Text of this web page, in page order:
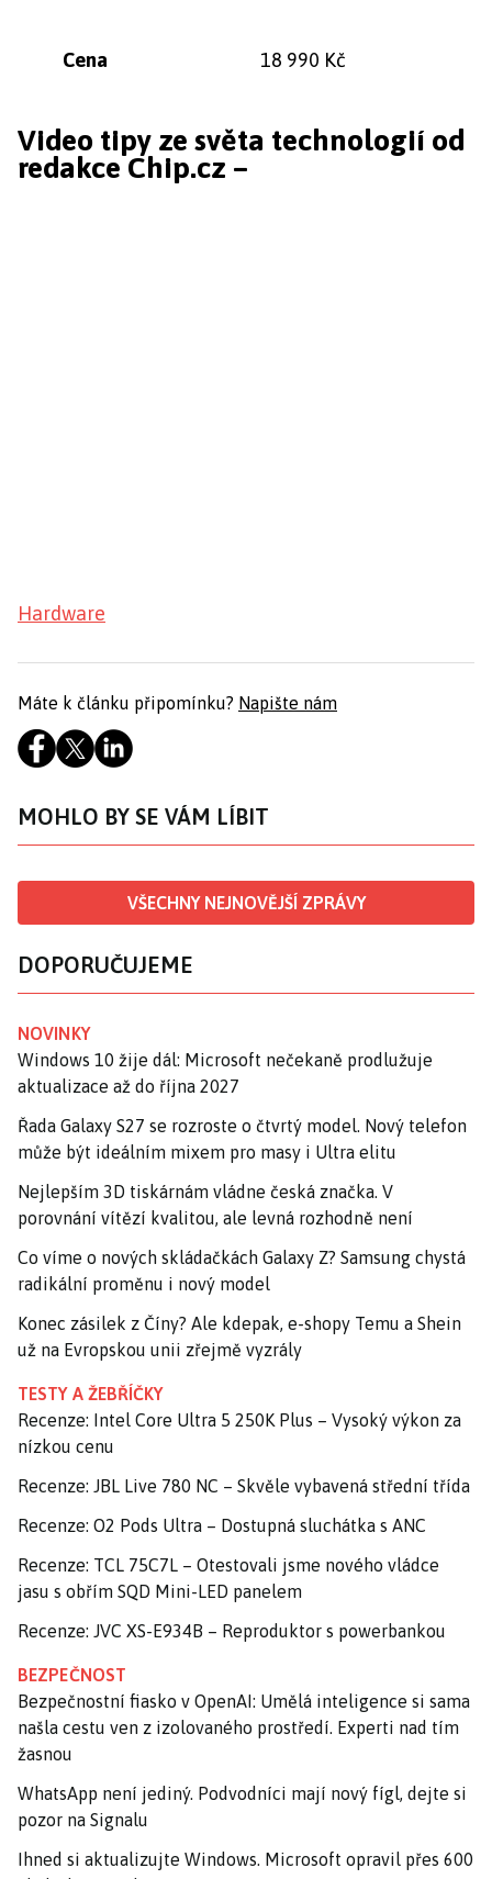
Cena 18 990 Kč
Video tipy ze světa technologií od
redakce Chip.cz –
Hardware
Máte k článku připomínku? Napište nám
MOHLO BY SE VÁM LÍBIT
VŠECHNY NEJNOVĚJŠÍ ZPRÁVY
DOPORUČUJEME
NOVINKY
Windows 10 žije dál: Microsoft nečekaně prodlužuje
aktualizace až do října 2027
Řada Galaxy S27 se rozroste o čtvrtý model. Nový telefon
může být ideálním mixem pro masy i Ultra elitu
Nejlepším 3D tiskárnám vládne česká značka. V
porovnání vítězí kvalitou, ale levná rozhodně není
Co víme o nových skládačkách Galaxy Z? Samsung chystá
radikální proměnu i nový model
Konec zásilek z Číny? Ale kdepak, e-shopy Temu a Shein
už na Evropskou unii zřejmě vyzrály
TESTY A ŽEBŘÍČKY
Recenze: Intel Core Ultra 5 250K Plus – Vysoký výkon za
nízkou cenu
Recenze: JBL Live 780 NC – Skvěle vybavená střední třída
Recenze: O2 Pods Ultra – Dostupná sluchátka s ANC
Recenze: TCL 75C7L – Otestovali jsme nového vládce
jasu s obřím SQD Mini-LED panelem
Recenze: JVC XS-E934B – Reproduktor s powerbankou
BEZPEČNOST
Bezpečnostní fiasko v OpenAI: Umělá inteligence si sama
našla cestu ven z izolovaného prostředí. Experti nad tím
žasnou
WhatsApp není jediný. Podvodníci mají nový fígl, dejte si
pozor na Signalu
Ihned si aktualizujte Windows. Microsoft opravil přes 600